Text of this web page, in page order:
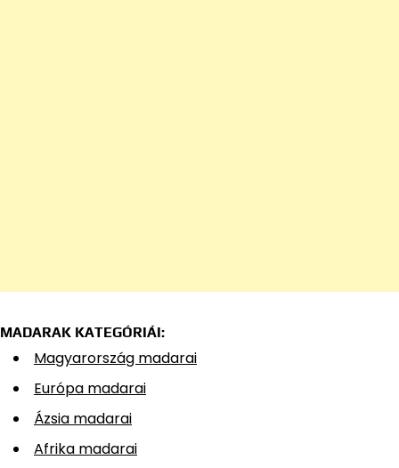
MADARAK KATEGÓRIÁI:
Magyarország madarai
Európa madarai
Ázsia madarai
Afrika madarai